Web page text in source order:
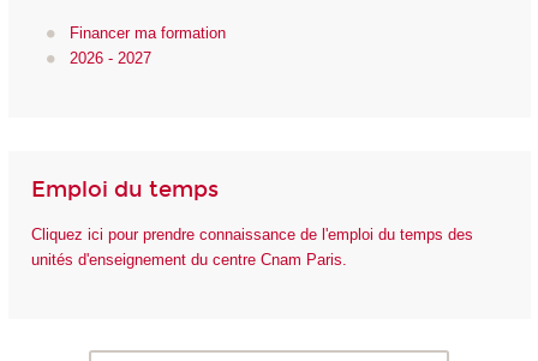
Financer ma formation
2026 - 2027
Emploi du temps
Cliquez ici pour prendre connaissance de l'emploi du temps des
unités d'enseignement du centre Cnam Paris.